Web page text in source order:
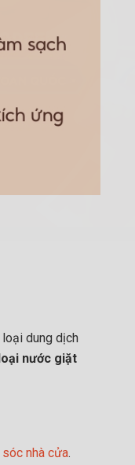
dung dịch
nước giặt
nhà cửa.